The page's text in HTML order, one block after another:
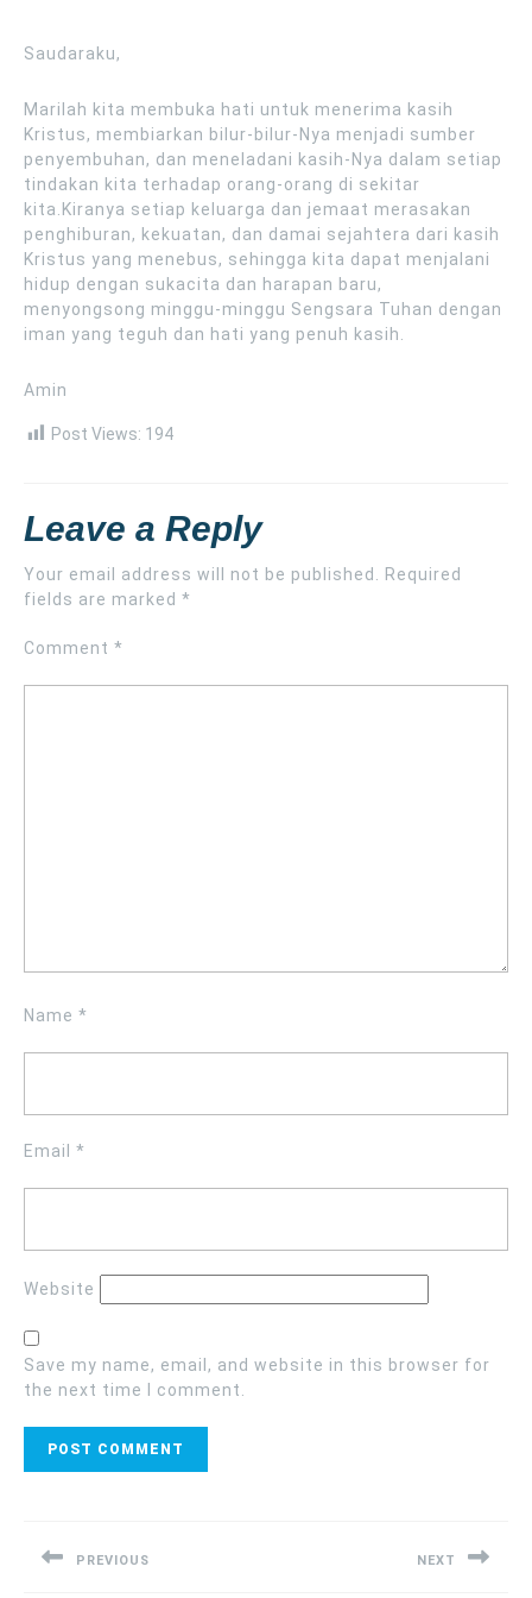
Saudaraku,
Marilah kita membuka hati untuk menerima kasih
Kristus, membiarkan bilur-bilur-Nya menjadi sumber
penyembuhan, dan meneladani kasih-Nya dalam setiap
tindakan kita terhadap orang-orang di sekitar
kita.Kiranya setiap keluarga dan jemaat merasakan
penghiburan, kekuatan, dan damai sejahtera dari kasih
Kristus yang menebus, sehingga kita dapat menjalani
hidup dengan sukacita dan harapan baru,
menyongsong minggu-minggu Sengsara Tuhan dengan
iman yang teguh dan hati yang penuh kasih.
Amin
Post Views: 194
Leave a Reply
Your email address will not be published. Required
fields are marked *
Comment *
Name *
Email *
Website
Save my name, email, and website in this browser for
the next time I comment.
PREVIOUS NEXT